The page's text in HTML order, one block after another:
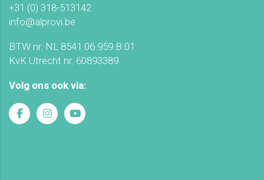
+31 (0) 318-513142
info@alprovi.be
BTW nr. NL 8541.06.959.B.01
KvK Utrecht nr. 60893389
Volg ons ook via: